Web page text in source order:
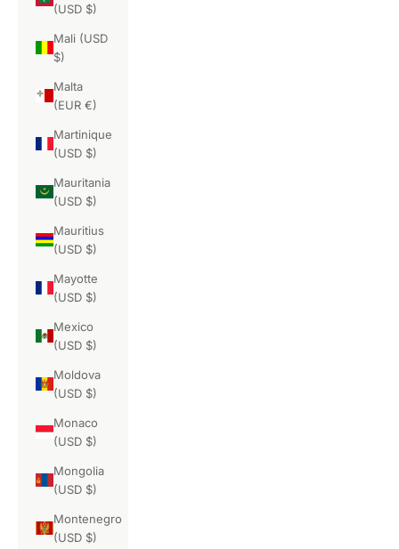
(USD $)
Mali (USD
$)
Malta
(EUR €)
Martinique
(USD $)
Mauritania
(USD $)
Mauritius
(USD $)
Mayotte
(USD $)
Mexico
(USD $)
Moldova
(USD $)
Monaco
(USD $)
Mongolia
(USD $)
Montenegro
(USD $)